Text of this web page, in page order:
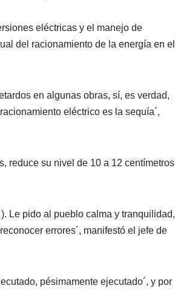
eléctricas y el manejo de
del racionamiento de la energía en el
en algunas obras, sí, es verdad,
eléctrico es la sequía´,
reduce su nivel de 10 a 12 centímetros
Le pido al pueblo calma y tranquilidad,
errores´, manifestó el jefe de
pésimamente ejecutado´, y por